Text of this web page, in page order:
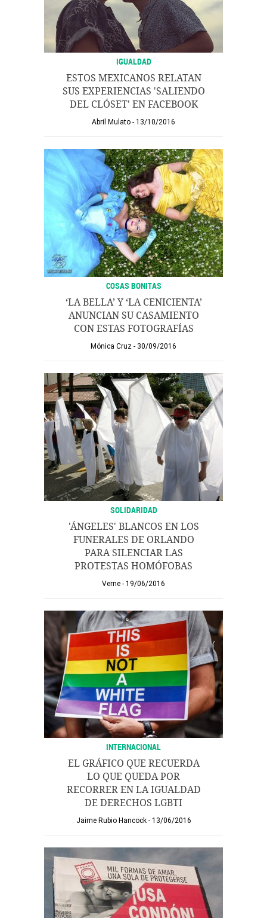
IGUALDAD
ESTOS MEXICANOS RELATAN
SUS EXPERIENCIAS 'SALIENDO
DEL CLÓSET' EN FACEBOOK
Abril Mulato 13/10/2016
COSAS BONITAS
‘LA BELLA’ Y ‘LA CENICIENTA’
ANUNCIAN SU CASAMIENTO
CON ESTAS FOTOGRAFÍAS
Mónica Cruz 30/09/2016
SOLIDARIDAD
'ÁNGELES' BLANCOS EN LOS
FUNERALES DE ORLANDO
PARA SILENCIAR LAS
PROTESTAS HOMÓFOBAS
Verne 19/06/2016
INTERNACIONAL
EL GRÁFICO QUE RECUERDA
LO QUE QUEDA POR
RECORRER EN LA IGUALDAD
DE DERECHOS LGBTI
Jaime Rubio Hancock 13/06/2016